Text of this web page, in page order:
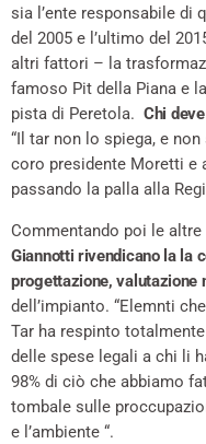
sia l’ente responsabile di
del 2005 e l’ultimo del
altri fattori – la
famoso Pit della Piana e
pista di Peretola. Chi
“Il tar non lo spiega, e
coro presidente Moretti e
passando la palla alla
Commentando poi le altre
Giannotti rivendicano la la
progettazione, valutazione
dell’impianto. “Elemnti
Tar ha respinto
delle spese legali a chi li
98% di ciò che abbiamo
tombale sulle
e l’ambiente “.